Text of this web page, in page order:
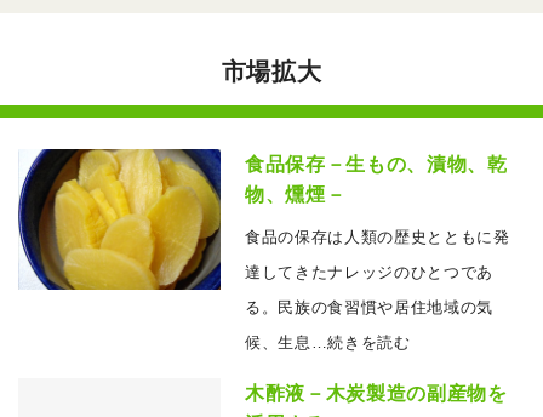
市場拡大
食品保存－生もの、漬物、乾
物、燻煙－
食品の保存は人類の歴史とともに発
達してきたナレッジのひとつであ
る。民族の食習慣や居住地域の気
候、生息
…続きを読む
木酢液－木炭製造の副産物を